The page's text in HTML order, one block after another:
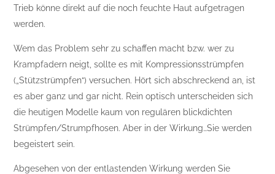
Trieb könne direkt auf die noch feuchte Haut aufgetragen
werden.
Wem das Problem sehr zu schaffen macht bzw. wer zu
Krampfadern neigt, sollte es mit Kompressionsstrümpfen
(„Stützstrümpfen“) versuchen. Hört sich abschreckend an, ist
es aber ganz und gar nicht. Rein optisch unterscheiden sich
die heutigen Modelle kaum von regulären blickdichten
Strümpfen/Strumpfhosen. Aber in der Wirkung…Sie werden
begeistert sein.
Abgesehen von der entlastenden Wirkung werden Sie